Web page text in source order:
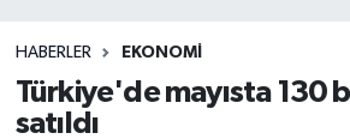
HABERLER EKONOMI
Türkiye'de mayısta 130
satıldı
Magazin
Spor
Süper Lig Puan Durumu ve
Tüm Manşetler